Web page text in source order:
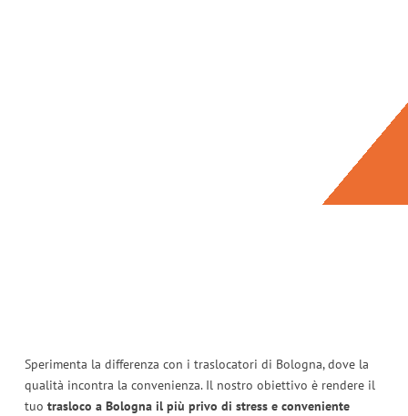
Sperimenta la differenza con i traslocatori di Bologna, dove la
qualità incontra la convenienza. Il nostro obiettivo è rendere il
tuo trasloco a Bologna il più privo di stress e conveniente